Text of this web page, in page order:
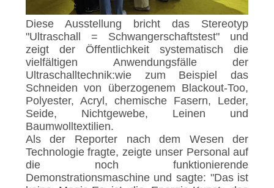
Diese Ausstellung bricht das Stereotyp
"Ultraschall = Schwangerschaftstest" und
zeigt der Öffentlichkeit systematisch die
vielfältigen Anwendungsfälle der
Ultraschalltechnik:wie zum Beispiel das
Schneiden von überzogenem Blackout-Too,
Polyester, Acryl, chemische Fasern, Leder,
Seide, Nichtgewebe, Leinen und
Baumwolltextilien.
Als der Reporter nach dem Wesen der
Technologie fragte, zeigte unser Personal auf
die noch funktionierende
Demonstrationsmaschine und sagte: "Das ist